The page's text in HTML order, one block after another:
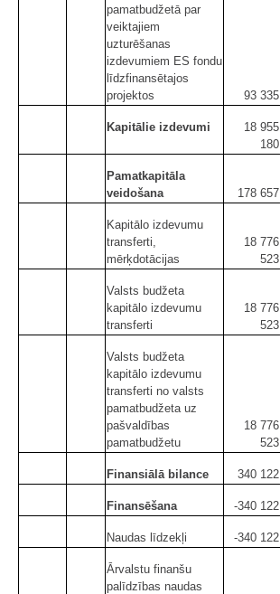
pamatbudžetā par
veiktajiem
uzturēšanas
izdevumiem ES fondu
līdzfinansētajos
projektos
93 335
Kapitālie izdevumi
18 955
180
Pamatkapitāla
veidošana
178 657
Kapitālo izdevumu
transferti,
mērķdotācijas
18 776
523
Valsts budžeta
kapitālo izdevumu
transferti
18 776
523
Valsts budžeta
kapitālo izdevumu
transferti no valsts
pamatbudžeta uz
pašvaldības
pamatbudžetu
18 776
523
Finansiālā bilance 340 122
Finansēšana -340 122
Naudas līdzekļi -340 122
Ārvalstu finanšu
palīdzības naudas